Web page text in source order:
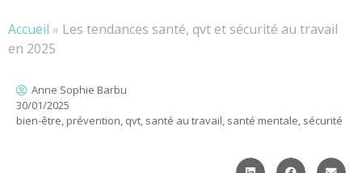
Accueil » Les tendances santé, qvt et sécurité au travail
en 2025
Anne Sophie Barbu
30/01/2025
bien-être, prévention, qvt, santé au travail, santé mentale, sécurité